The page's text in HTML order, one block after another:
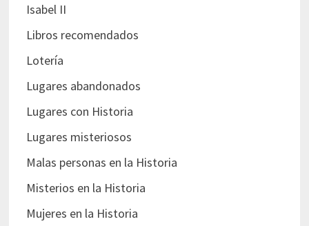
Isabel II
Libros recomendados
Lotería
Lugares abandonados
Lugares con Historia
Lugares misteriosos
Malas personas en la Historia
Misterios en la Historia
Mujeres en la Historia